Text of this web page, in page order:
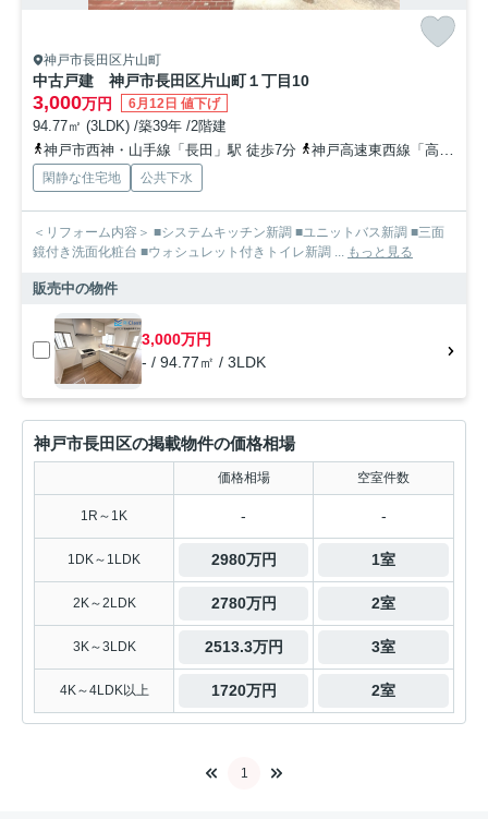
神戸市長田区片山町
中古戸建 神戸市長田区片山町１丁目10
3,000万円 6月12日 値下げ
94.77㎡ (3LDK) /築39年 /2階建
神戸市西神・山手線「長田」駅 徒歩7分
神戸高速東西線「高速長田」駅 徒歩8分
閑静な住宅地 公共下水
＜リフォーム内容＞ ■システムキッチン新調 ■ユニットバス新調 ■三面
鏡付き洗面化粧台 ■ウォシュレット付きトイレ新調 ...
もっと見る
販売中の物件
3,000万円
- / 94.77㎡ / 3LDK
神戸市長田区の掲載物件の価格相場
価格相場 空室件数
1R～1K - -
1DK～1LDK 2980万円 1室
2K～2LDK 2780万円 2室
3K～3LDK 2513.3万円 3室
4K～4LDK以上 1720万円 2室
1